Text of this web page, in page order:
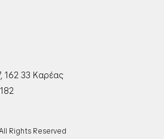
162 33 Καρέας
Rights Reserved